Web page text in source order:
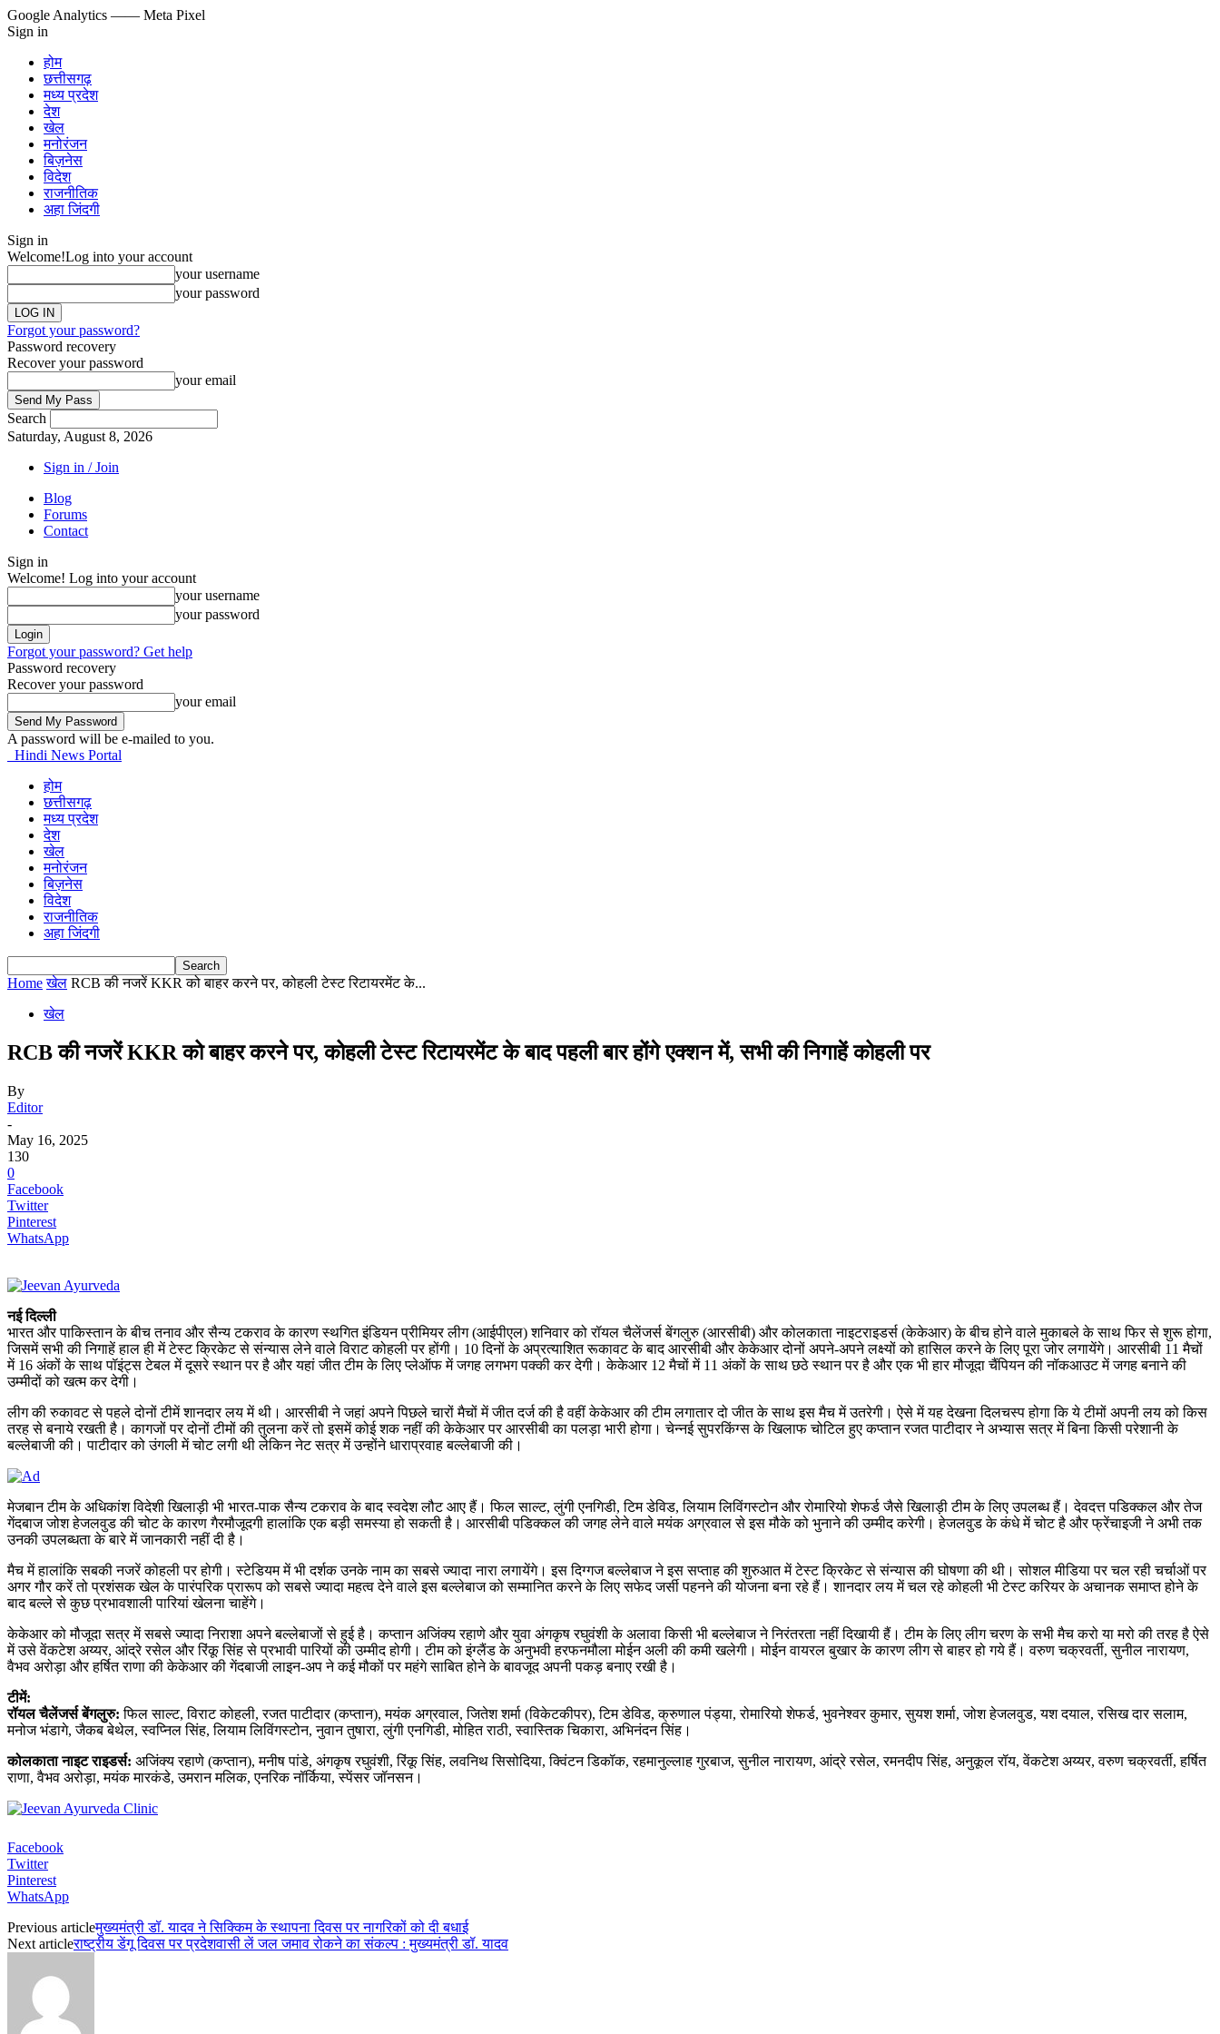
Google Analytics —— Meta Pixel
Sign in
होम
छत्तीसगढ़
मध्य प्रदेश
देश
खेल
मनोरंजन
बिज़नेस
विदेश
राजनीतिक
अहा जिंदगी
Sign in
Welcome!Log into your account
your username
your password
Forgot your password?
Password recovery
Recover your password
your email
Search
Saturday, August 8, 2026
Sign in / Join
Blog
Forums
Contact
Sign in
Welcome! Log into your account
your username
your password
Forgot your password? Get help
Password recovery
Recover your password
your email
A password will be e-mailed to you.
Hindi News Portal
होम
छत्तीसगढ़
मध्य प्रदेश
देश
खेल
मनोरंजन
बिज़नेस
विदेश
राजनीतिक
अहा जिंदगी
Home खेल RCB की नजरें KKR को बाहर करने पर, कोहली टेस्ट रिटायरमेंट के...
खेल
RCB की नजरें KKR को बाहर करने पर, कोहली टेस्ट रिटायरमेंट के बाद पहली बार होंगे एक्शन में, सभी की निगाहें कोहली पर
By
Editor
-
May 16, 2025
130
0
Facebook
Twitter
Pinterest
WhatsApp
नई दिल्ली
भारत और पाकिस्तान के बीच तनाव और सैन्य टकराव के कारण स्थगित इंडियन प्रीमियर लीग (आईपीएल) शनिवार को रॉयल चैलेंजर्स बेंगलुरु (आरसीबी) और कोलकाता नाइटराइडर्स (केकेआर) के बीच होने वाले मुकाबले के साथ फिर से शुरू होगा,
जिसमें सभी की निगाहें हाल ही में टेस्ट क्रिकेट से संन्यास लेने वाले विराट कोहली पर होंगी। 10 दिनों के अप्रत्याशित रूकावट के बाद आरसीबी और केकेआर दोनों अपने-अपने लक्ष्यों को हासिल करने के लिए पूरा जोर लगायेंगे। आरसीबी 11 मैचों
में 16 अंकों के साथ पॉइंट्स टेबल में दूसरे स्थान पर है और यहां जीत टीम के लिए प्लेऑफ में जगह लगभग पक्की कर देगी। केकेआर 12 मैचों में 11 अंकों के साथ छठे स्थान पर है और एक भी हार मौजूदा चैंपियन की नॉकआउट में जगह बनाने की
उम्मीदों को खत्म कर देगी।
लीग की रुकावट से पहले दोनों टीमें शानदार लय में थी। आरसीबी ने जहां अपने पिछले चारों मैचों में जीत दर्ज की है वहीं केकेआर की टीम लगातार दो जीत के साथ इस मैच में उतरेगी। ऐसे में यह देखना दिलचस्प होगा कि ये टीमों अपनी लय को किस
तरह से बनाये रखती है। कागजों पर दोनों टीमों की तुलना करें तो इसमें कोई शक नहीं की केकेआर पर आरसीबी का पलड़ा भारी होगा। चेन्नई सुपरकिंग्स के खिलाफ चोटिल हुए कप्तान रजत पाटीदार ने अभ्यास सत्र में बिना किसी परेशानी के
बल्लेबाजी की। पाटीदार को उंगली में चोट लगी थी लेकिन नेट सत्र में उन्होंने धाराप्रवाह बल्लेबाजी की।
मेजबान टीम के अधिकांश विदेशी खिलाड़ी भी भारत-पाक सैन्य टकराव के बाद स्वदेश लौट आए हैं। फिल साल्ट, लुंगी एनगिडी, टिम डेविड, लियाम लिविंगस्टोन और रोमारियो शेफर्ड जैसे खिलाड़ी टीम के लिए उपलब्ध हैं। देवदत्त पडिक्कल और तेज
गेंदबाज जोश हेजलवुड की चोट के कारण गैरमौजूदगी हालांकि एक बड़ी समस्या हो सकती है। आरसीबी पडिक्कल की जगह लेने वाले मयंक अग्रवाल से इस मौके को भुनाने की उम्मीद करेगी। हेजलवुड के कंधे में चोट है और फ्रेंचाइजी ने अभी तक
उनकी उपलब्धता के बारे में जानकारी नहीं दी है।
मैच में हालांकि सबकी नजरें कोहली पर होगी। स्टेडियम में भी दर्शक उनके नाम का सबसे ज्यादा नारा लगायेंगे। इस दिग्गज बल्लेबाज ने इस सप्ताह की शुरुआत में टेस्ट क्रिकेट से संन्यास की घोषणा की थी। सोशल मीडिया पर चल रही चर्चाओं पर
अगर गौर करें तो प्रशंसक खेल के पारंपरिक प्रारूप को सबसे ज्यादा महत्व देने वाले इस बल्लेबाज को सम्मानित करने के लिए सफेद जर्सी पहनने की योजना बना रहे हैं। शानदार लय में चल रहे कोहली भी टेस्ट करियर के अचानक समाप्त होने के
बाद बल्ले से कुछ प्रभावशाली पारियां खेलना चाहेंगे।
केकेआर को मौजूदा सत्र में सबसे ज्यादा निराशा अपने बल्लेबाजों से हुई है। कप्तान अजिंक्य रहाणे और युवा अंगकृष रघुवंशी के अलावा किसी भी बल्लेबाज ने निरंतरता नहीं दिखायी हैं। टीम के लिए लीग चरण के सभी मैच करो या मरो की तरह है ऐसे
में उसे वेंकटेश अय्यर, आंद्रे रसेल और रिंकू सिंह से प्रभावी पारियों की उम्मीद होगी। टीम को इंग्लैंड के अनुभवी हरफनमौला मोईन अली की कमी खलेगी। मोईन वायरल बुखार के कारण लीग से बाहर हो गये हैं। वरुण चक्रवर्ती, सुनील नारायण,
वैभव अरोड़ा और हर्षित राणा की केकेआर की गेंदबाजी लाइन-अप ने कई मौकों पर महंगे साबित होने के बावजूद अपनी पकड़ बनाए रखी है।
टीमें:
रॉयल चैलेंजर्स बेंगलुरु: फिल साल्ट, विराट कोहली, रजत पाटीदार (कप्तान), मयंक अग्रवाल, जितेश शर्मा (विकेटकीपर), टिम डेविड, क्रुणाल पंड्या, रोमारियो शेफर्ड, भुवनेश्वर कुमार, सुयश शर्मा, जोश हेजलवुड, यश दयाल, रसिख दार सलाम,
मनोज भंडागे, जैकब बेथेल, स्वप्निल सिंह, लियाम लिविंगस्टोन, नुवान तुषारा, लुंगी एनगिडी, मोहित राठी, स्वास्तिक चिकारा, अभिनंदन सिंह।
कोलकाता नाइट राइडर्स: अजिंक्य रहाणे (कप्तान), मनीष पांडे, अंगकृष रघुवंशी, रिंकू सिंह, लवनिथ सिसोदिया, क्विंटन डिकॉक, रहमानुल्लाह गुरबाज, सुनील नारायण, आंद्रे रसेल, रमनदीप सिंह, अनुकूल रॉय, वेंकटेश अय्यर, वरुण चक्रवर्ती, हर्षित
राणा, वैभव अरोड़ा, मयंक मारकंडे, उमरान मलिक, एनरिक नॉर्किया, स्पेंसर जॉनसन।
Facebook
Twitter
Pinterest
WhatsApp
Previous articleमुख्यमंत्री डॉ. यादव ने सिक्किम के स्थापना दिवस पर नागरिकों को दी बधाई
Next articleराष्ट्रीय डेंगू दिवस पर प्रदेशवासी लें जल जमाव रोकने का संकल्प : मुख्यमंत्री डॉ. यादव